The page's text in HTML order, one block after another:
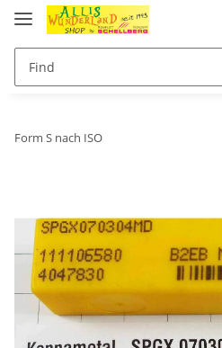
Form S nach ISO